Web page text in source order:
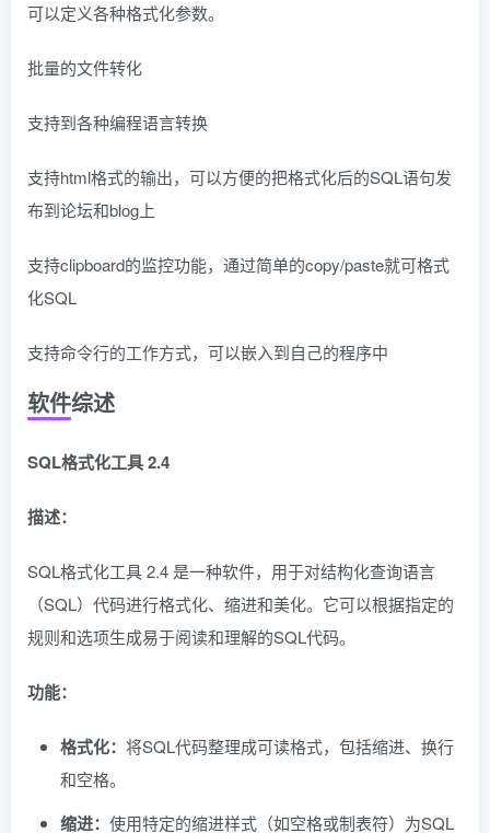
可以定义各种格式化参数。
批量的文件转化
支持到各种编程语言转换
支持html格式的输出，可以方便的把格式化后的SQL语句发
布到论坛和blog上
支持clipboard的监控功能，通过简单的copy/paste就可格式
化SQL
支持命令行的工作方式，可以嵌入到自己的程序中
软件综述
SQL格式化工具 2.4
描述：
SQL格式化工具 2.4 是一种软件，用于对结构化查询语言
（SQL）代码进行格式化、缩进和美化。它可以根据指定的
规则和选项生成易于阅读和理解的SQL代码。
功能：
格式化： 将SQL代码整理成可读格式，包括缩进、换行
和空格。
缩进： 使用特定的缩进样式（如空格或制表符）为SQL